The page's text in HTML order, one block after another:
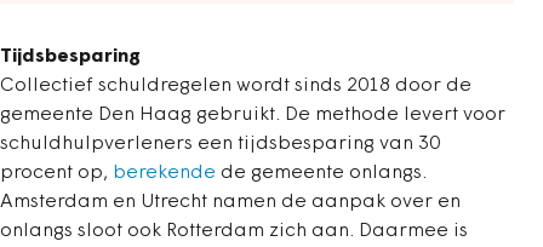
Tijdsbesparing
Collectief schuldregelen wordt sinds 2018 door de
gemeente Den Haag gebruikt. De methode levert voor
schuldhulpverleners een tijdsbesparing van 30
procent op, berekende de gemeente onlangs.
Amsterdam en Utrecht namen de aanpak over en
onlangs sloot ook Rotterdam zich aan. Daarmee is